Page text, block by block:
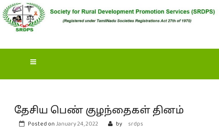
S OCIETY FOR RURAL
DEVELOPMENT
(SRDPS)
தேசிய பெண் குழந்தைகள் தினம்
Posted on January 24, 2022 by srdps